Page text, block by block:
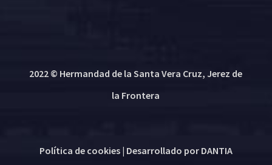
2022 © Hermandad de la Santa Vera Cruz, Jerez de
la Frontera
Política de cookies| Desarrollado por DANTIA